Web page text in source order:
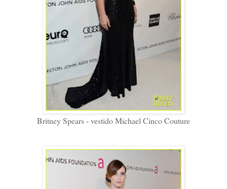
Britney Spears - vestido Michael Cinco Couture